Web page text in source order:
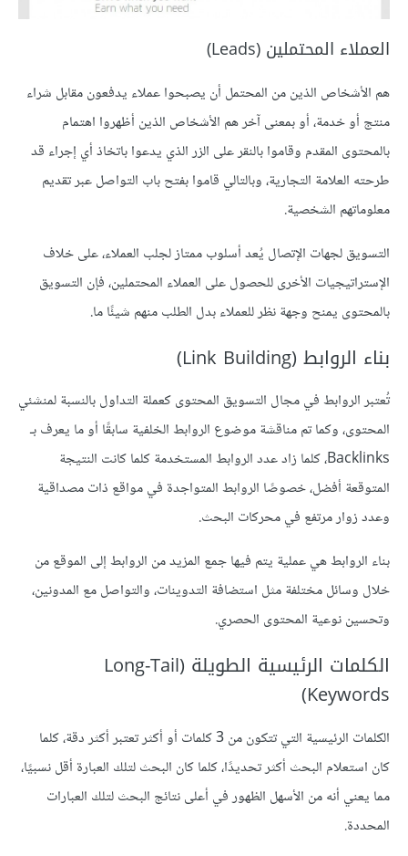
العملاء المحتملين (Leads)
هم الأشخاص الذين من المحتمل أن يصبحوا عملاء يدفعون مقابل شراء
منتج أو خدمة، أو بمعنى آخر هم الأشخاص الذين أظهروا اهتمام
بالمحتوى المقدم وقاموا بالنقر على الزر الذي يدعوا باتخاذ أي إجراء قد
طرحته العلامة التجارية، وبالتالي قاموا بفتح باب التواصل عبر تقديم
معلوماتهم الشخصية.
التسويق لجهات الإتصال يُعد أسلوب ممتاز لجلب العملاء، على خلاف
الإستراتيجيات الأخرى للحصول على العملاء المحتملين، فإن التسويق
بالمحتوى يمنح وجهة نظر للعملاء بدل الطلب منهم شيئًا ما.
بناء الروابط (Link Building)
تُعتبر الروابط في مجال التسويق المحتوى كعملة التداول بالنسبة لمنشئي
المحتوى، وكما تم مناقشة موضوع الروابط الخلفية سابقًا أو ما يعرف بـ
Backlinks، كلما زاد عدد الروابط المستخدمة كلما كانت النتيجة
المتوقعة أفضل، خصوصًا الروابط المتواجدة في مواقع ذات مصداقية
وعدد زوار مرتفع في محركات البحث.
بناء الروابط هي عملية يتم فيها جمع المزيد من الروابط إلى الموقع من
خلال وسائل مختلفة مثل استضافة التدوينات، والتواصل مع المدونين،
وتحسين نوعية المحتوى الحصري.
الكلمات الرئيسية الطويلة (Long-Tail
Keywords)
الكلمات الرئيسية التي تتكون من 3 كلمات أو أكثر تعتبر أكثر دقة، كلما
كان استعلام البحث أكثر تحديدًا، كلما كان البحث لتلك العبارة أقل نسبيًا،
مما يعني أنه من الأسهل الظهور في أعلى نتائج البحث لتلك العبارات
المحددة.